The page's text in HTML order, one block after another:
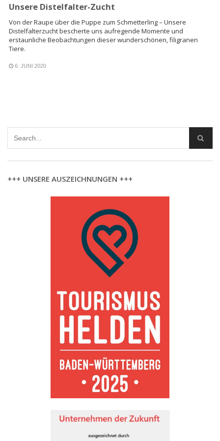
Unsere Distelfalter-Zucht
Von der Raupe über die Puppe zum Schmetterling – Unsere
Distelfalterzucht bescherte uns aufregende Momente und
erstaunliche Beobachtungen dieser wunderschönen, filigranen
Tiere.
6. JUNI 2020
+++ UNSERE AUSZEICHNUNGEN +++